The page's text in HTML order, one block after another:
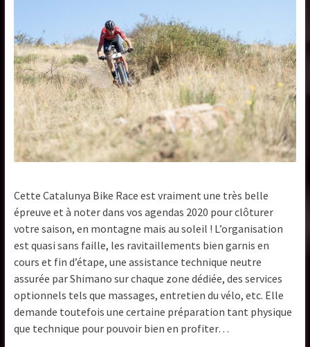
Cette Catalunya Bike Race est vraiment une très belle
épreuve et à noter dans vos agendas 2020 pour clôturer
votre saison, en montagne mais au soleil ! L’organisation
est quasi sans faille, les ravitaillements bien garnis en
cours et fin d’étape, une assistance technique neutre
assurée par Shimano sur chaque zone dédiée, des services
optionnels tels que massages, entretien du vélo, etc. Elle
demande toutefois une certaine préparation tant physique
que technique pour pouvoir bien en profiter…